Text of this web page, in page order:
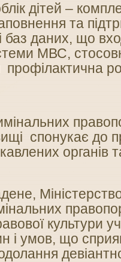
дітей –
та
баз даних, що
МВС,
профілактична
спонукає до
культури
і умов, що